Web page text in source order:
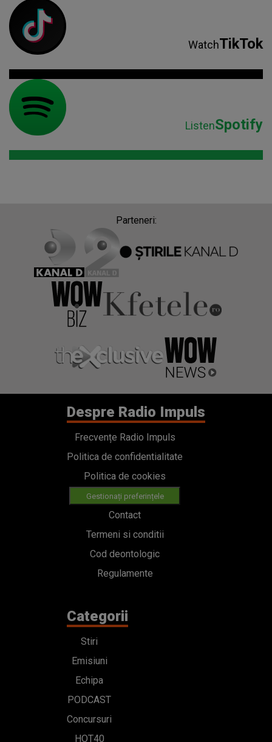
WatchTikTok
ListenSpotify
Parteneri:
Despre Radio Impuls
Frecvențe Radio Impuls
Politica de confidentialitate
Politica de cookies
Gestionați preferințele
Contact
Termeni si conditii
Cod deontologic
Regulamente
Categorii
Stiri
Emisiuni
Echipa
PODCAST
Concursuri
HOT40